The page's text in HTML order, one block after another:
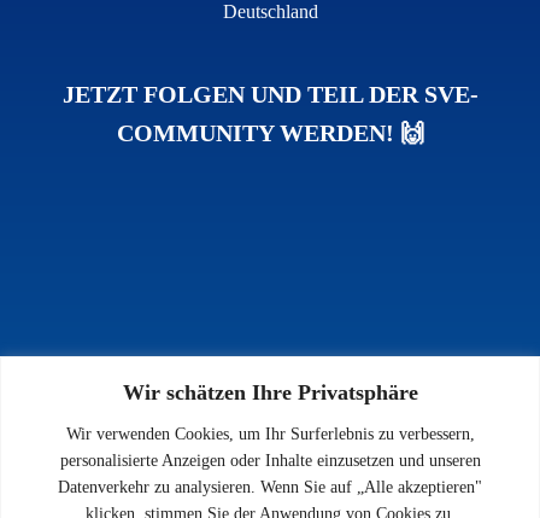
Wir schätzen Ihre Privatsphäre
Wir verwenden Cookies, um Ihr Surferlebnis zu verbessern,
personalisierte Anzeigen oder Inhalte einzusetzen und unseren
Datenverkehr zu analysieren. Wenn Sie auf „Alle akzeptieren"
klicken, stimmen Sie der Anwendung von Cookies zu.
Deutschland
JETZT FOLGEN UND TEIL DER SVE-
COMMUNITY WERDEN! 🙌
INFOS
Impressum
Datenschutz
Kontakt